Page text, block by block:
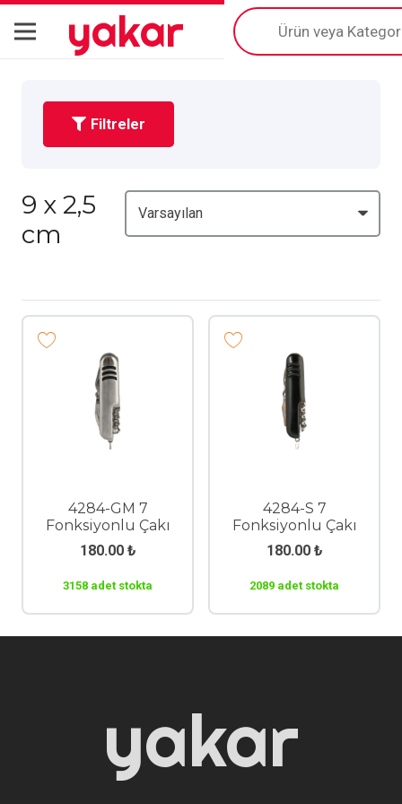
yakar
Products
search
Filtreler
9 x 2,5
cm
4284-GM 7
Fonksiyonlu Çakı
180.00 ₺
3158 adet stokta
4284-S 7
Fonksiyonlu Çakı
180.00 ₺
2089 adet stokta
yakar